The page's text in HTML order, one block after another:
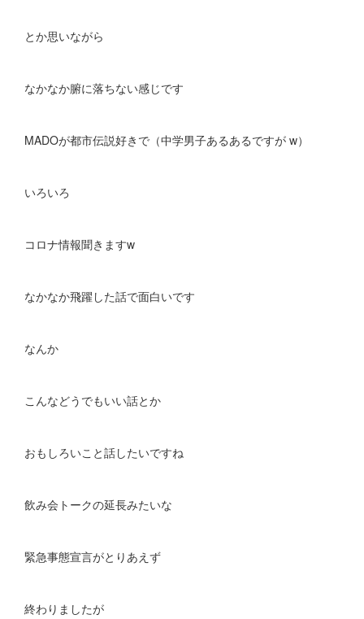
とか思いながら
なかなか腑に落ちない感じです
MADOが都市伝説好きで（中学男子あるあるですが w）
いろいろ
コロナ情報聞きますw
なかなか飛躍した話で面白いです
なんか
こんなどうでもいい話とか
おもしろいこと話したいですね
飲み会トークの延長みたいな
緊急事態宣言がとりあえず
終わりましたが